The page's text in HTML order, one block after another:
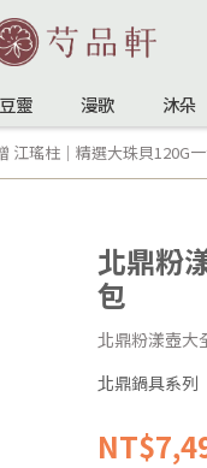
豆靈 漫歌 沐朵
江瑤柱｜精選大珠貝120G
北鼎粉
包
北鼎粉漾壺大
北鼎鍋具系列